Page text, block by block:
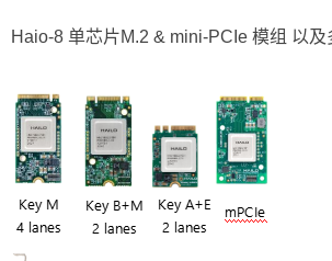
Haio-8 单芯片M.2 & mini-PCIe 模组 以及